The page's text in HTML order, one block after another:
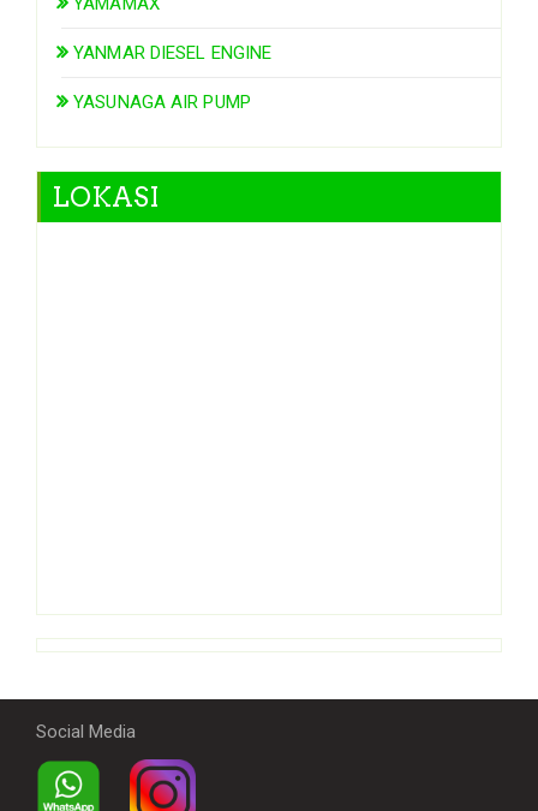
YANMAR DIESEL ENGINE
YASUNAGA AIR PUMP
LOKASI
Social Media